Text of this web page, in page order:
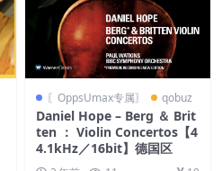
〖OppsUmax专属〗 qobuz
Daniel Hope – Berg ＆ Brit
ten ： Violin Concertos【4
4.1kHz／16bit】德国区